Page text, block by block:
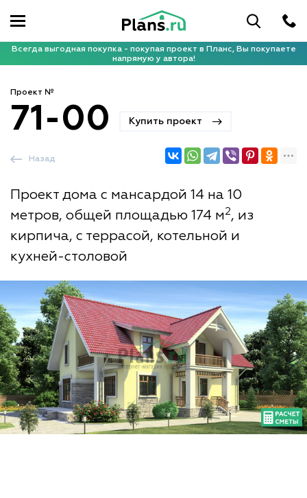
Всегда выгодная покупка - покупая проект в Планс, Вы покупаете
напрямую у автора!
Проект №
71-00 Купить проект
Проект дома с мансардой 14 на 10
метров, общей площадью 174 м2, из
кирпича, с террасой, котельной и
кухней-столовой
Назад